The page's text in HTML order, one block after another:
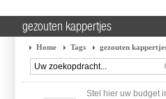
gezouten kappertjes
Home Tags gezouten
Stel hier uw budget